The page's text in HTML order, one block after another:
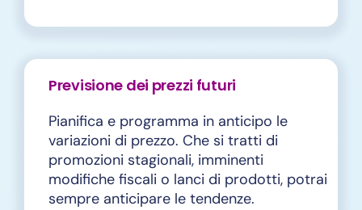
Previsione dei prezzi futuri
Pianifica e programma in anticipo le
variazioni di prezzo. Che si tratti di
promozioni stagionali, imminenti
modifiche fiscali o lanci di prodotti, potrai
sempre anticipare le tendenze.